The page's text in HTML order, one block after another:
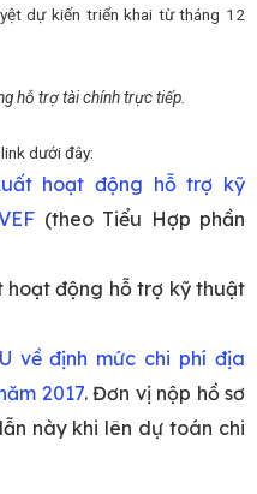
dự kiến triển khai từ tháng 12
hỗ trợ tài chính trực tiếp
dưới đây:
hoạt động hỗ trợ kỹ
(theo Tiểu Hợp phần
hoạt động hỗ trợ kỹ thuật
về định mức chi phí địa
2017. Đơn vị nộp hồ sơ
này khi lên dự toán chi